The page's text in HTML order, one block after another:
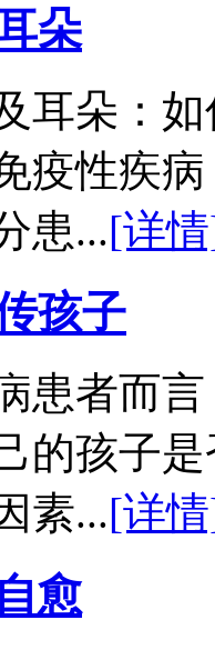
朵
耳朵：
疫性疾
患...[详
孩子
患者而
的孩子
素...[详
愈